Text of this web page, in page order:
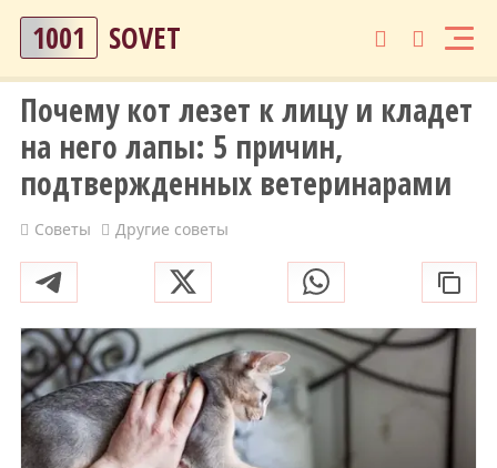
1001 SOVET
Почему кот лезет к лицу и кладет
на него лапы: 5 причин,
подтвержденных ветеринарами
Советы Другие советы